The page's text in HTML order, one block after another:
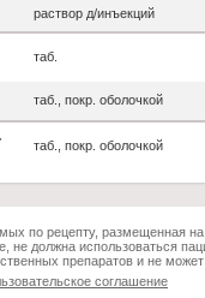
раствор д/инъекций
таб.
таб., покр. оболочкой
таб., покр. оболочкой
по рецепту, размещенная
должна использоваться
препаратов и не
соглашение